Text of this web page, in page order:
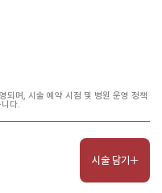
되며, 시술 예약 시점 및 병원 운영 정책
다.
시술 담기